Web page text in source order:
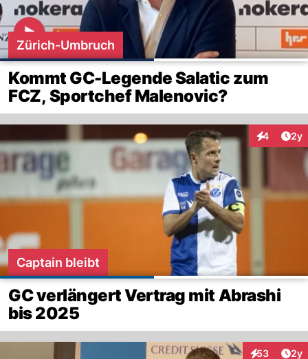
Zürich-Umbruch
Kommt GC-Legende Salatic zum
FCZ, Sportchef Malenovic?
4 2y
Captain bleibt
GC verlängert Vertrag mit Abrashi
bis 2025
53 2y